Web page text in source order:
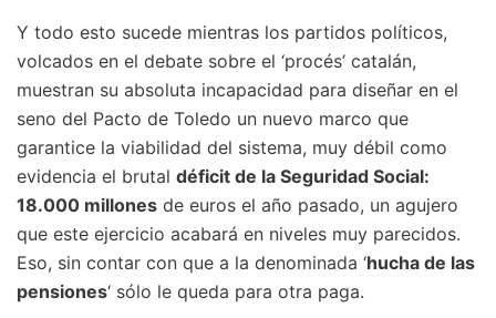
Y todo esto sucede mientras los partidos políticos,
volcados en el debate sobre el ‘procés’ catalán,
muestran su absoluta incapacidad para diseñar en el
seno del Pacto de Toledo un nuevo marco que
garantice la viabilidad del sistema, muy débil como
evidencia el brutal déficit de la Seguridad Social:
18.000 millones de euros el año pasado, un agujero
que este ejercicio acabará en niveles muy parecidos.
Eso, sin contar con que a la denominada ‘hucha de las
pensiones‘ sólo le queda para otra paga.